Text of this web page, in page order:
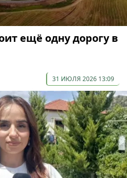
ещё одну дорогу в
31 ИЮЛЯ 2026 13:09